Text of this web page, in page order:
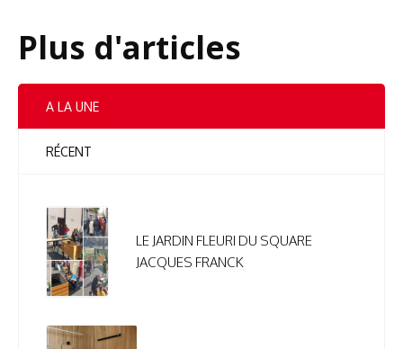
Plus d'articles
A LA UNE
RÉCENT
LE JARDIN FLEURI DU SQUARE
JACQUES FRANCK